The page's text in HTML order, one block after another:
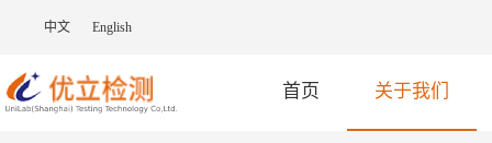
中文 English
关于我们
首页